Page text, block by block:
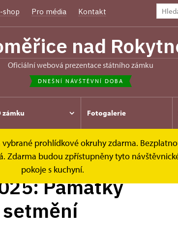
shop Pro média Kontakt
nad
oficiální webová prezentace státního zámku
DNEŠNÍ NÁVŠTĚVNÍ DOBA
zámku Fotogalerie
prohlídkové okruhy zdarma.
budou zpřístupněny tyto
pokoje s kuchyní.
noc 2025: Památky...
Památky